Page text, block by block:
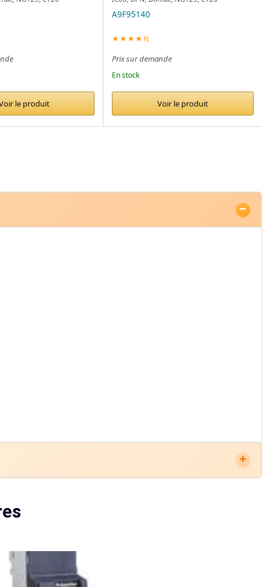
le produit
A9F95140
★★★★½
Prix sur demande
En stock
Voir le produit